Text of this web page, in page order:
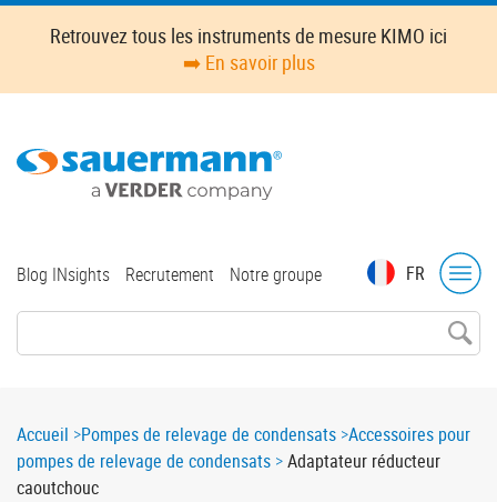
Skip
content
Retrouvez tous les instruments de mesure KIMO ici
➡️ En savoir plus
FR
Top
Blog INsights Recrutement Notre groupe
Breadcrumb
Accueil Pompes de relevage de condensats Accessoires pour
pompes de relevage de condensats
Adaptateur réducteur
caoutchouc